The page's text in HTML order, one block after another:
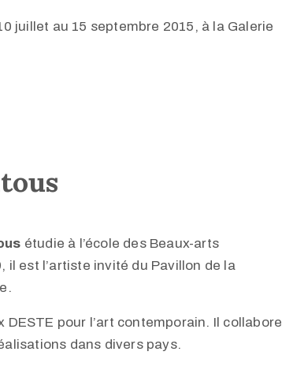
juillet au 15 septembre 2015, à la Galerie
étudie à l’école des Beaux-arts
il est l’artiste invité du Pavillon de la
pour l’art contemporain. Il collabore
dans divers pays.